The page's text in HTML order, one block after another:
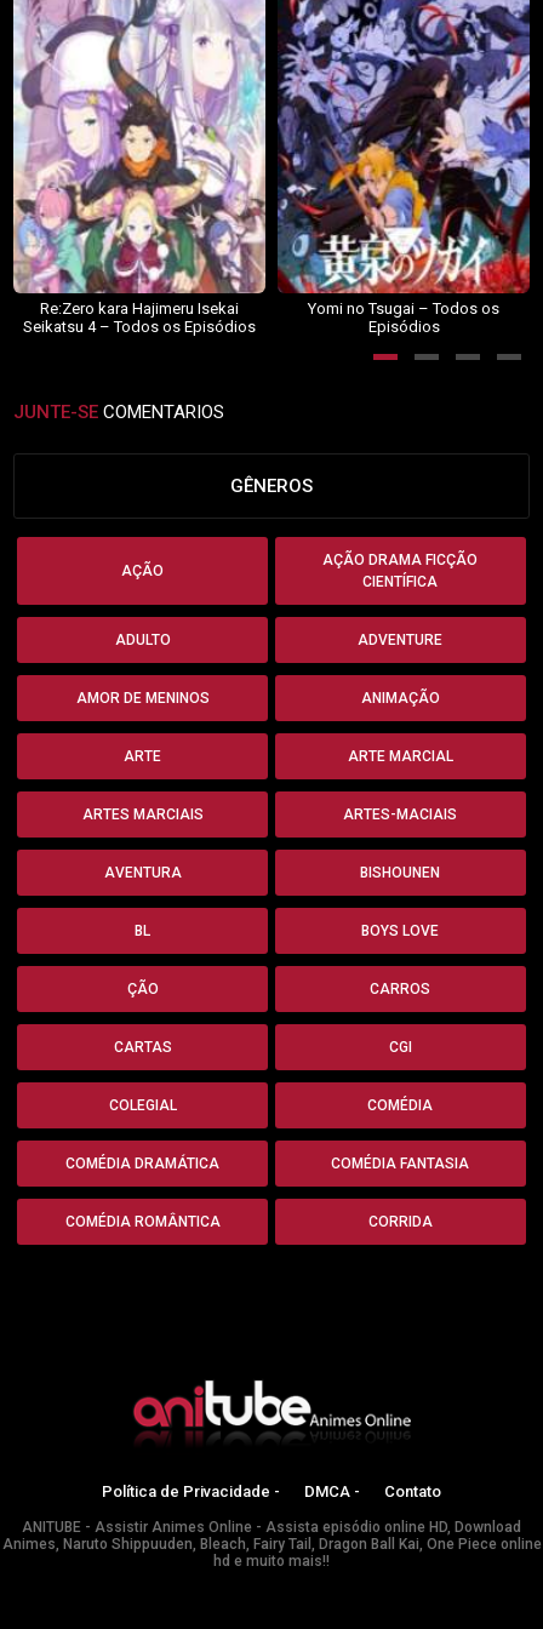
Re:Zero kara Hajimeru Isekai
Seikatsu 4 – Todos os Episódios
Yomi no Tsugai – Todos os
Episódios
JUNTE-SE COMENTARIOS
GÊNEROS
AÇÃO
AÇÃO DRAMA FICÇÃO
CIENTÍFICA
ADULTO ADVENTURE
AMOR DE MENINOS ANIMAÇÃO
ARTE ARTE MARCIAL
ARTES MARCIAIS ARTES-MACIAIS
AVENTURA BISHOUNEN
BL BOYS LOVE
ÇÃO CARROS
CARTAS CGI
COLEGIAL COMÉDIA
COMÉDIA DRAMÁTICA COMÉDIA FANTASIA
COMÉDIA ROMÂNTICA CORRIDA
Política de Privacidade - DMCA - Contato
ANITUBE - Assistir Animes Online - Assista episódio online HD, Download
Animes, Naruto Shippuuden, Bleach, Fairy Tail, Dragon Ball Kai, One Piece online
hd e muito mais!!